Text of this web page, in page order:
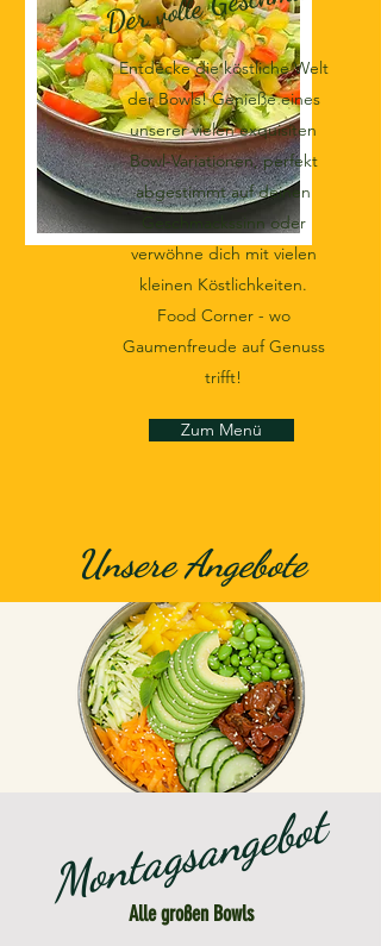
Entdecke die köstliche Welt
der Bowls! Genieße eines
unserer vielen exquisiten
Bowl-Variationen, perfekt
abgestimmt auf deinen
Geschmackssinn oder
verwöhne dich mit vielen
kleinen Köstlichkeiten.
Food Corner - wo
Gaumenfreude auf Genuss
trifft!
Zum Menü
Unsere Angebote
Montagsangebot
Alle großen Bowls